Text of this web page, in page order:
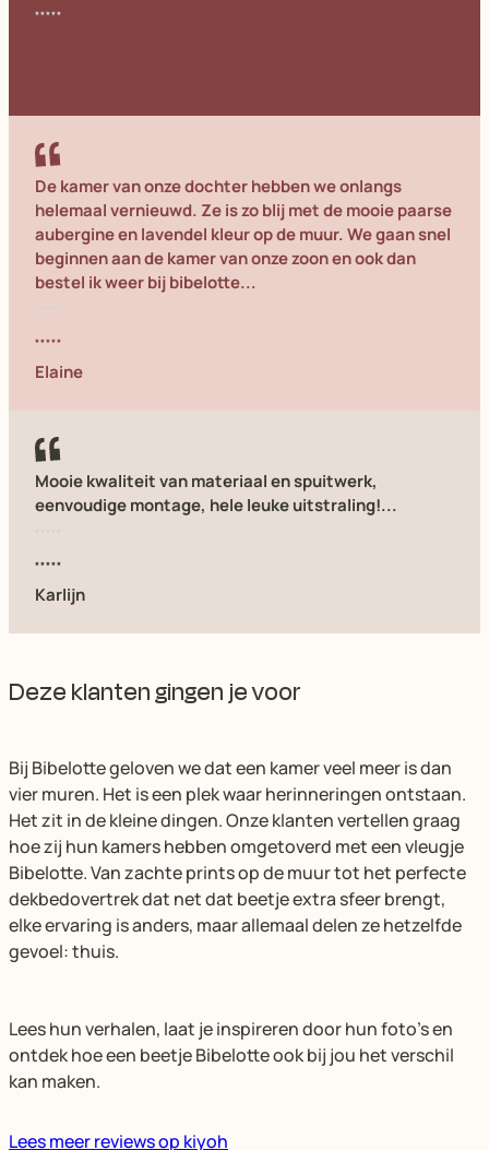
De kamer van onze dochter hebben we onlangs
helemaal vernieuwd. Ze is zo blij met de mooie paarse
aubergine en lavendel kleur op de muur. We gaan snel
beginnen aan de kamer van onze zoon en ook dan
bestel ik weer bij bibelotte...
Elaine
Mooie kwaliteit van materiaal en spuitwerk,
eenvoudige montage, hele leuke uitstraling!...
Karlijn
Deze klanten gingen je voor
Bij Bibelotte geloven we dat een kamer veel meer is dan
vier muren. Het is een plek waar herinneringen ontstaan.
Het zit in de kleine dingen. Onze klanten vertellen graag
hoe zij hun kamers hebben omgetoverd met een vleugje
Bibelotte. Van zachte prints op de muur tot het perfecte
dekbedovertrek dat net dat beetje extra sfeer brengt,
elke ervaring is anders, maar allemaal delen ze hetzelfde
gevoel: thuis.
Lees hun verhalen, laat je inspireren door hun foto’s en
ontdek hoe een beetje Bibelotte ook bij jou het verschil
kan maken.
Lees meer reviews op kiyoh